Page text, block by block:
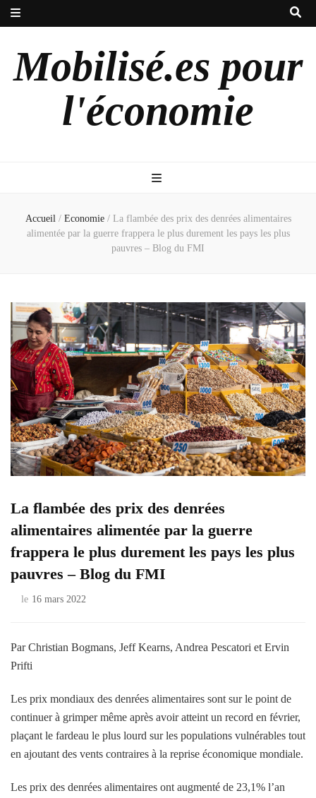
Mobilisé.es pour
l'économie
Accueil / Economie / La flambée des prix des denrées alimentaires
alimentée par la guerre frappera le plus durement les pays les plus
pauvres – Blog du FMI
La flambée des prix des denrées
alimentaires alimentée par la guerre
frappera le plus durement les pays les plus
pauvres – Blog du FMI
le 16 mars 2022
Par Christian Bogmans, Jeff Kearns, Andrea Pescatori et Ervin
Prifti
Les prix mondiaux des denrées alimentaires sont sur le point de
continuer à grimper même après avoir atteint un record en février,
plaçant le fardeau le plus lourd sur les populations vulnérables tout
en ajoutant des vents contraires à la reprise économique mondiale.
Les prix des denrées alimentaires ont augmenté de 23,1% l’an